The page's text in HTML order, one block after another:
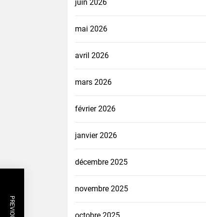
juin 2026
mai 2026
avril 2026
mars 2026
février 2026
janvier 2026
décembre 2025
novembre 2025